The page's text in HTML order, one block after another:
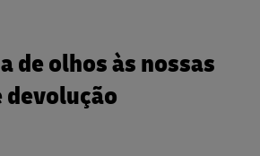
de olhos às nossas
devolução